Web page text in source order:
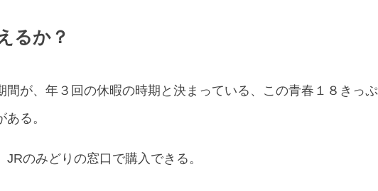
るか？
間が、年３回の休暇の時期と決まっている、この青春１８きっぷ
ある。
JRのみどりの窓口で購入できる。